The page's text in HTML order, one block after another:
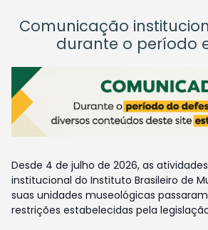
Comunicação
durante o período
Desde 4 de julho de 2026, as
institucional do Instituto Brasileiro de
suas unidades museológicas
restrições estabelecidas pela